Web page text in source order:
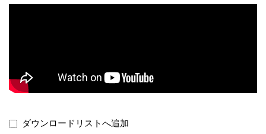
ダウンロードリストへ追加